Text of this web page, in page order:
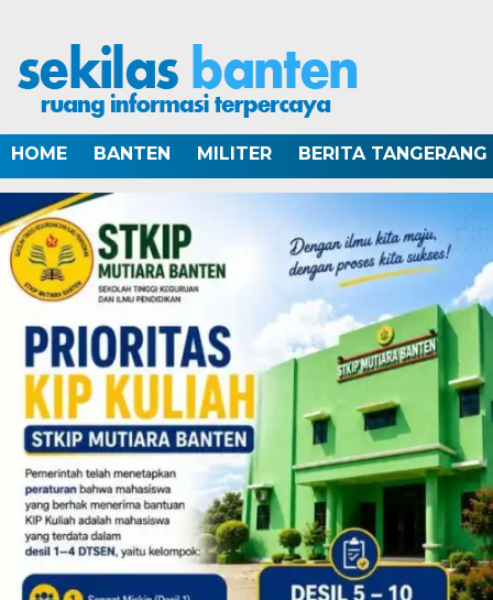
HOME BANTEN MILITER BERITA TANGERANG